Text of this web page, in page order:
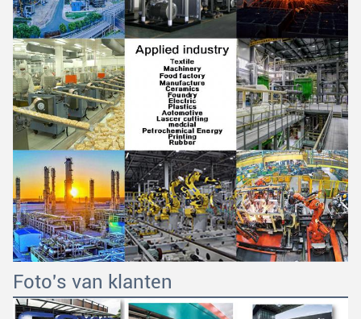
Foto's van klanten